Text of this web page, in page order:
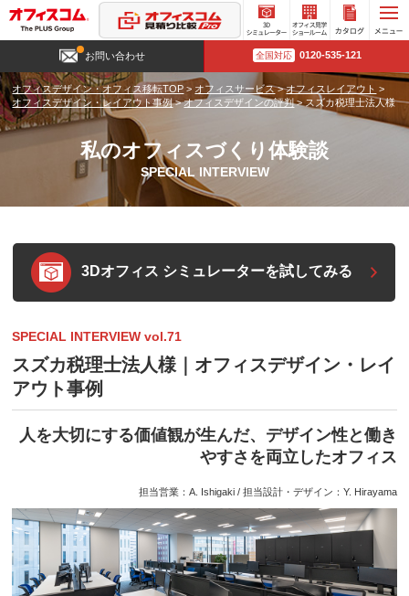
3D
シミュ
レータ
ー
オフィ
ス見学
ルーム
お問い合わせ 全国対応 0120-535-121
オフィスデザイン・オフィス移転TOP > オフィスサービス>オフィスレイアウト >
オフィスデザイン・レイアウト事例>オフィスデザインの評判>スズカ税理士法人様
私のオフィスづくり体験談
SPECIAL INTERVIEW
3Dオフィス シミュレーターを試してみる
SPECIAL INTERVIEW vol.71
スズカ税理士法人様｜オフィスデザイン・レイ
アウト事例
人を大切にする価値観が生んだ、デザイン性と働き
やすさを両立したオフィス
担当営業：A. Ishigaki / 担当設計・デザイン：Y. Hirayama